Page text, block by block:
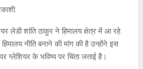
लेडी शांति ठाकुर ने हिमालय क्षेत्र में आ रहे
नीति बनाने की मांग की है उन्होंने इस
पर ग्लेशियर के भविष्य पर चिंता जताई है।